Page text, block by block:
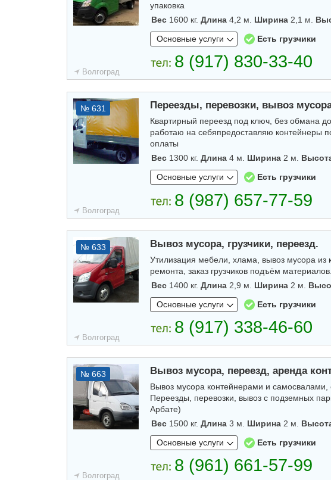
Волгоград
упаковка
Вес 1600 кг. Длина 4,2 м. Ширина 2,1 м.
Основные услуги
Есть грузчики
Волгоград
№ 631 Переезды, перевозки, вывоз
Квартирный переезд под ключ, без обмана
работаю на себяпредоставляю контейнеры
оплаты
Вес 1300 кг. Длина 4 м. Ширина 2 м.
Основные услуги
Есть грузчики
Волгоград
№ 633 Вывоз мусора, грузчики, переезд.
Утилизация мебели, хлама, вывоз мусора из
ремонта, заказ грузчиков подъём
Вес 1400 кг. Длина 2,9 м. Ширина 2 м.
Основные услуги
Есть грузчики
Волгоград
№ 663 Вывоз мусора, переезд, аренда
Вывоз мусора контейнерами и самосвалами,
Переезды, перевозки, вывоз с подземных
Арбате)
Вес 1500 кг. Длина 3 м. Ширина 2 м.
Основные услуги
Есть грузчики